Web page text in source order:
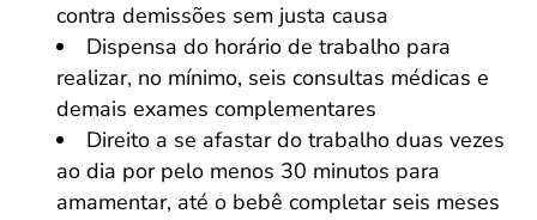
contra demissões sem justa causa
Dispensa do horário de trabalho para
realizar, no mínimo, seis consultas médicas e
demais exames complementares
Direito a se afastar do trabalho duas vezes
ao dia por pelo menos 30 minutos para
amamentar, até o bebê completar seis meses